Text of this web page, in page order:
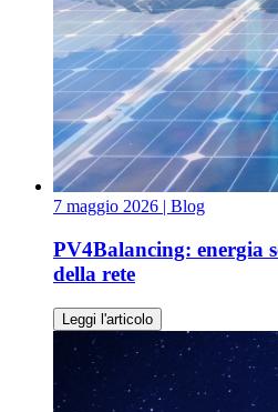
7 maggio 2026 | Blog
PV4Balancing: energia
della rete
Leggi l'articolo